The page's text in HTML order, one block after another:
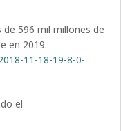
596 mil millones de
en 2019.
11-18-19-8-0-
el